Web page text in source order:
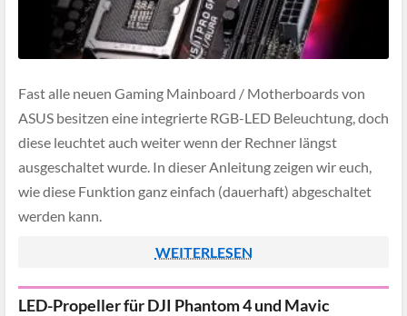
Fast alle neuen Gaming Mainboard / Motherboards von
ASUS besitzen eine integrierte RGB-LED Beleuchtung, doch
diese leuchtet auch weiter wenn der Rechner längst
ausgeschaltet wurde. In dieser Anleitung zeigen wir euch,
wie diese Funktion ganz einfach (dauerhaft) abgeschaltet
werden kann.
WEITERLESEN
LED-Propeller für DJI Phantom 4 und Mavic